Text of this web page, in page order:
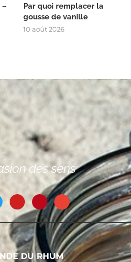
–
Par quoi remplacer la
gousse de vanille
10 août 2026
des sens
DU RHUM